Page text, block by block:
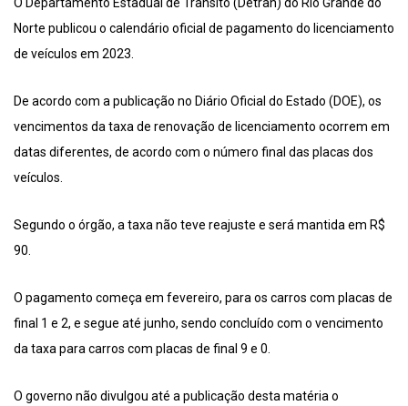
Norte publicou o calendário oficial de pagamento do licenciamento
de veículos em 2023.
De acordo com a publicação no Diário Oficial do Estado (DOE), os
vencimentos da taxa de renovação de licenciamento ocorrem em
datas diferentes, de acordo com o número final das placas dos
veículos.
Segundo o órgão, a taxa não teve reajuste e será mantida em R$
90.
O pagamento começa em fevereiro, para os carros com placas de
final 1 e 2, e segue até junho, sendo concluído com o vencimento
da taxa para carros com placas de final 9 e 0.
O governo não divulgou até a publicação desta matéria o